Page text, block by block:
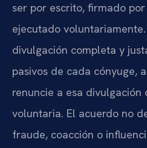
ser por escrito, firmado
ejecutado
divulgación completa y
pasivos de cada cónyuge,
renuncie a esa divulgación
voluntaria. El acuerdo no
fraude, coacción o